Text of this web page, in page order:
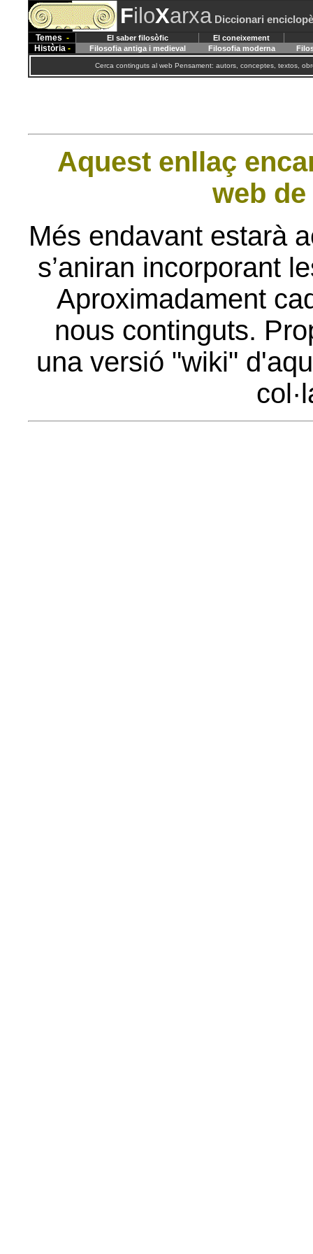
FiloXarxa Diccionari
Temes - El saber filosòfic El coneixement
Història- Filosofia antiga i medieval Filosofia moderna
Cerca continguts al web Pensament: autors, conceptes, textos,
Aquest enllaç
web
Més endavant estarà
s’aniran incorporant
Aproximadament
nous continguts.
una versió "wiki"